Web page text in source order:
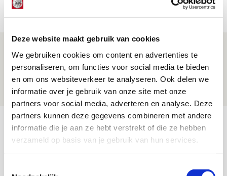
Deze website maakt gebruik van cookies
We gebruiken cookies om content en advertenties te
personaliseren, om functies voor social media te bieden
en om ons websiteverkeer te analyseren. Ook delen we
informatie over je gebruik van onze site met onze
partners voor social media, adverteren en analyse. Deze
partners kunnen deze gegevens combineren met andere
informatie die je aan ze hebt verstrekt of die ze hebben
verzameld op basis van je gebruik van hun services.
Net binnen //
Drie dingen die je moet weten over PEC
Zwolle - Ajax
08 AUGUSTUS 2026 - 12:32
NIEUWS
Míchels elf: met welke formatie begin
jij aan nieuw eredivisieseizoen?